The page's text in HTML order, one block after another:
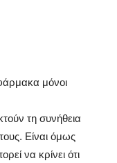
μόνοι
τη συνήθεια
Είναι όμως
να κρίνει ότι